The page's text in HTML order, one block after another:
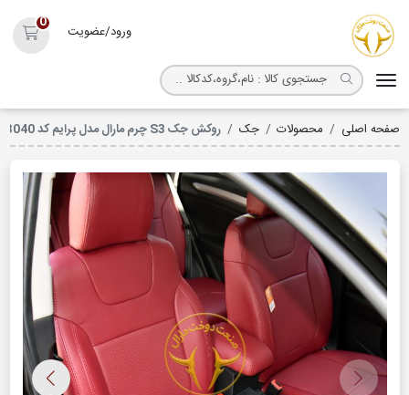
ورود/عضویت
0
صفحه اصلی محصولات جک روکش جک S3 چرم مارال مدل پرایم کد 3040